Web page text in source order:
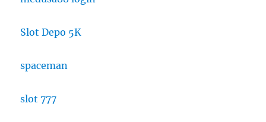
Slot Depo 5K
spaceman
slot 777